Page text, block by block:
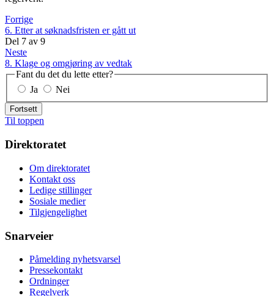
Forrige
6. Etter at søknadsfristen er gått ut
Del 7 av 9
Neste
8. Klage og omgjøring av vedtak
Fant du det du lette etter?
Ja
Nei
Fortsett
Til toppen
Direktoratet
Om direktoratet
Kontakt oss
Ledige stillinger
Sosiale medier
Tilgjengelighet
Snarveier
Påmelding nyhetsvarsel
Pressekontakt
Ordninger
Regelverk